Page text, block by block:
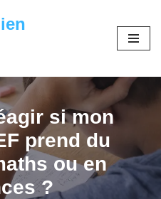
si mon
prend du
ou en
?